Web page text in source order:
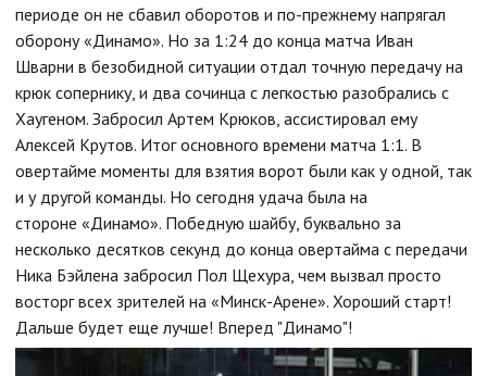
периоде он не сбавил оборотов и по-прежнему напрягал
оборону «Динамо». Но за 1:24 до конца матча Иван
Шварни в безобидной ситуации отдал точную передачу на
крюк сопернику, и два сочинца с легкостью разобрались с
Хаугеном. Забросил Артем Крюков, ассистировал ему
Алексей Крутов. Итог основного времени матча 1:1. В
овертайме моменты для взятия ворот были как у одной, так
и у другой команды. Но сегодня удача была на
стороне «Динамо». Победную шайбу, буквально за
несколько десятков секунд до конца овертайма с передачи
Ника Бэйлена забросил Пол Щехура, чем вызвал просто
восторг всех зрителей на «Минск-Арене». Хороший старт!
Дальше будет еще лучше! Вперед "Динамо"!